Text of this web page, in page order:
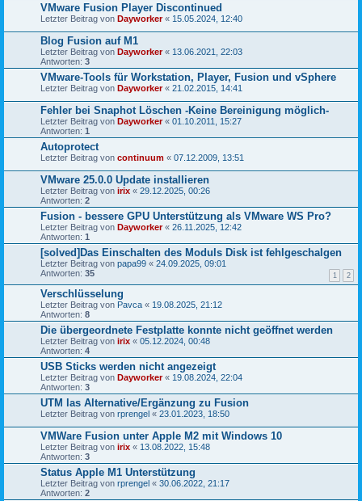
VMware Fusion Player Discontinued
Letzter Beitrag von Dayworker« 15.05.2024, 12:40
Blog Fusion auf M1
Letzter Beitrag von Dayworker« 13.06.2021, 22:03
Antworten: 3
VMware-Tools für Workstation, Player, Fusion und vSphere
Letzter Beitrag von Dayworker« 21.02.2015, 14:41
Fehler bei Snaphot Löschen -Keine Bereinigung möglich-
Letzter Beitrag von Dayworker« 01.10.2011, 15:27
Antworten: 1
Autoprotect
Letzter Beitrag von continuum « 07.12.2009, 13:51
VMware 25.0.0 Update installieren
Letzter Beitrag von irix « 29.12.2025, 00:26
Antworten: 2
Fusion - bessere GPU Unterstützung als VMware WS Pro?
Letzter Beitrag von Dayworker« 26.11.2025, 12:42
Antworten: 1
[solved]Das Einschalten des Moduls Disk ist fehlgeschalgen
Letzter Beitrag von papa99 « 24.09.2025, 09:01
Antworten: 35 1 2
Verschlüsselung
Letzter Beitrag von Pavca « 19.08.2025, 21:12
Antworten: 8
Die übergeordnete Festplatte konnte nicht geöffnet werden
Letzter Beitrag von irix « 05.12.2024, 00:48
Antworten: 4
USB Sticks werden nicht angezeigt
Letzter Beitrag von Dayworker« 19.08.2024, 22:04
Antworten: 3
UTM las Alternative/Ergänzung zu Fusion
Letzter Beitrag von rprengel « 23.01.2023, 18:50
VMWare Fusion unter Apple M2 mit Windows 10
Letzter Beitrag von irix « 13.08.2022, 15:48
Antworten: 3
Status Apple M1 Unterstützung
Letzter Beitrag von rprengel « 30.06.2022, 21:17
Antworten: 2